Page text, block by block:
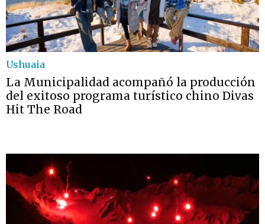
Ushuaia
La Municipalidad acompañó la producción
del exitoso programa turístico chino Divas
Hit The Road